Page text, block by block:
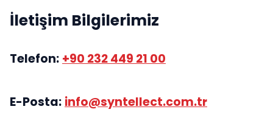
İletişim Bilgilerimiz
Telefon: +90 232 449 21 00
E-Posta: info@syntellect.com.tr